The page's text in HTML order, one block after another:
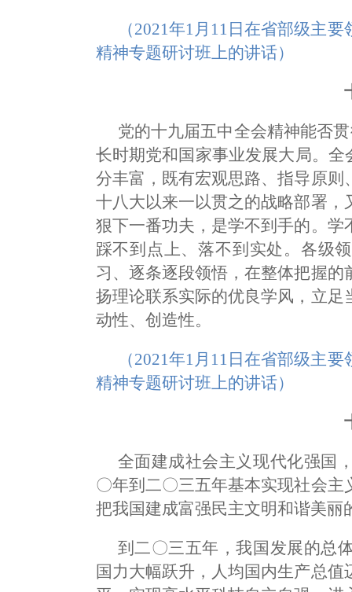
（2021年1月11日在省部级主
精神专题研讨班上的讲话）
党的十九届五中全会精神能否
长时期党和国家事业发展大局。
分丰富，既有宏观思路、指导原
十八大以来一以贯之的战略部署
狠下一番功夫，是学不到手的。
踩不到点上、落不到实处。各级
习、逐条逐段领悟，在整体把握
扬理论联系实际的优良学风，立
动性、创造性。
（2021年1月11日在省部级主
精神专题研讨班上的讲话）
全面建成社会主义现代化强国
〇年到二〇三五年基本实现社会
把我国建成富强民主文明和谐美丽
到二〇三五年，我国发展的总
国力大幅跃升，人均国内生产总